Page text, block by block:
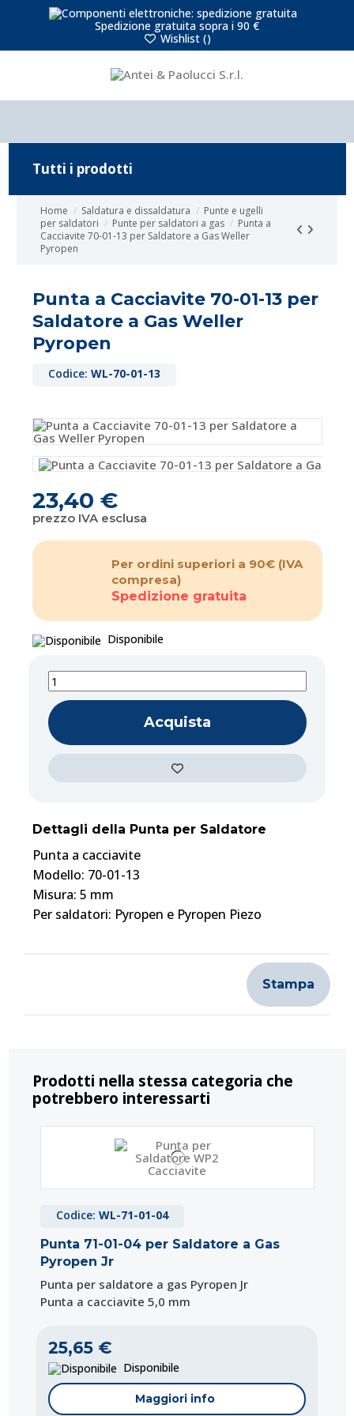
Spedizione gratuita sopra i 90 €
Wishlist ()
Home Saldatura e dissaldatura
Punte e ugelli
per saldatori
Punte per saldatori a gas
Punta a
Cacciavite 70-01-13 per Saldatore a Gas Weller
Pyropen
Punta a Cacciavite 70-01-13 per
Saldatore a Gas Weller
Pyropen
Codice: WL-70-01-13
23,40 €
prezzo IVA esclusa
Per ordini superiori a 90€ (IVA
compresa)
Spedizione gratuita
Disponibile
Acquista
Dettagli della Punta per Saldatore
Punta a cacciavite
Modello: 70-01-13
Misura: 5 mm
Per saldatori: Pyropen e Pyropen Piezo
Stampa
Prodotti nella stessa categoria che
potrebbero interessarti
Codice: WL-71-01-04
Punta 71-01-04 per Saldatore a Gas
Pyropen Jr
Punta per saldatore a gas Pyropen Jr
Punta a cacciavite 5,0 mm
25,65 €
Disponibile
Maggiori info
Tutti i prodotti